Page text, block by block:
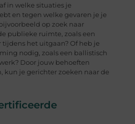
in welke situaties je
en tegen welke gevaren je je
op zoek naar
publieke ruimte, zoals een
tijdens het uitgaan? Of heb je
nodig, zoals een ballistisch
Door jouw behoeften
kun je gerichter zoeken naar de